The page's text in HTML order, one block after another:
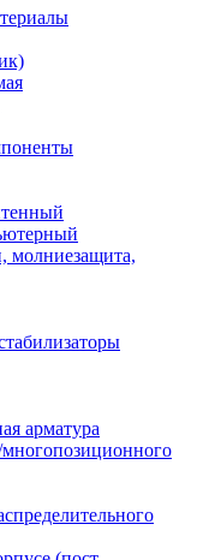
молниезащита,
арматура
многопозиционного